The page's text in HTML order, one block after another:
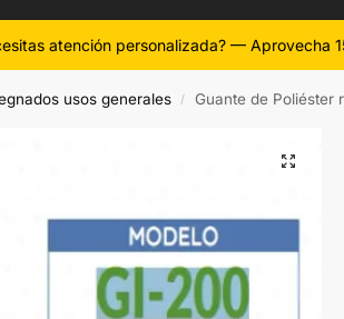
atención personalizada? — Aprovecha
usos generales / Guante de Poliéster